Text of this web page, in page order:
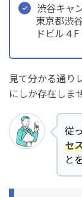
渋谷キャ
東京都渋
ドビル４F
見て分かる通り
にしか存在しま
従
セ
と